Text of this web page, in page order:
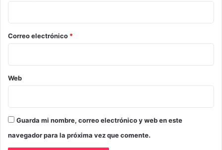
o
*
Correo electrónico *
Web
Guarda mi nombre, correo electrónico y web en este
navegador para la próxima vez que comente.